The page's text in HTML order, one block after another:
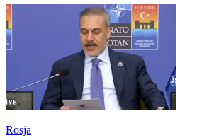
Rosja